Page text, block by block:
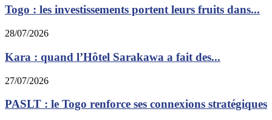
Togo : les investissements portent leurs fruits dans...
28/07/2026
Kara : quand l’Hôtel Sarakawa a fait des...
27/07/2026
PASLT : le Togo renforce ses connexions stratégiques